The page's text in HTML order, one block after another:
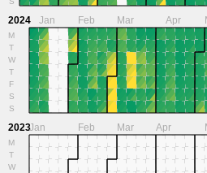
2024
M
T
W
T
F
S
S
Jan Feb Mar Apr
2023
M
T
W
Jan Feb Mar Apr